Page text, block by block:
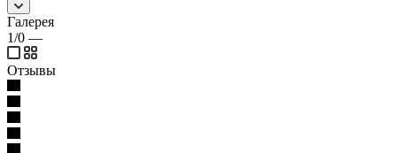
Галерея
1/0 —
Отзывы